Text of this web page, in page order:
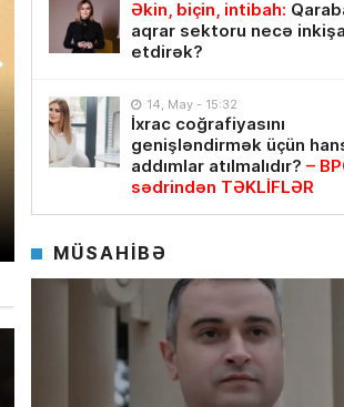
19 Fevral 2025, 20:43 Maliyyə
Qiymətləndiricilər
verilib –AQP rəsmisi
Əkin, biçin, intibah:
aqrar sektoru necə
etdirək?
14, May - 15:32
İxrac coğrafiyasını
genişləndirmək üçün
addımlar atılmalıdır? –
sədrindən TƏKLİFLƏR
MÜSAHİBƏ